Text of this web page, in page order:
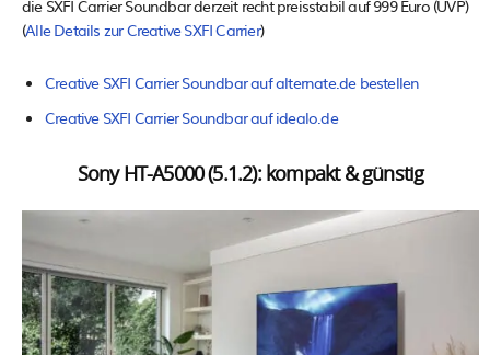
die SXFI Carrier Soundbar derzeit recht preisstabil auf 999 Euro (UVP)
(Alle Details zur Creative SXFI Carrier)
Creative SXFI Carrier Soundbar auf alternate.de bestellen
Creative SXFI Carrier Soundbar auf idealo.de
Sony HT-A5000 (5.1.2): kompakt & günstig